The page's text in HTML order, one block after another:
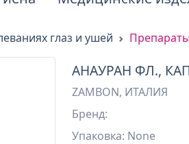
глаз и ушей
АНАУРАН ФЛ.,
ZAMBON, ИТАЛИЯ
Бренд:
Упаковка: None